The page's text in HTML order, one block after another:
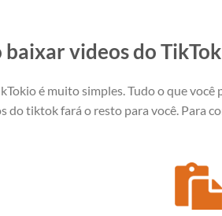
baixar videos do
é muito simples. Tudo o que
do tiktok fará o resto para você. Para